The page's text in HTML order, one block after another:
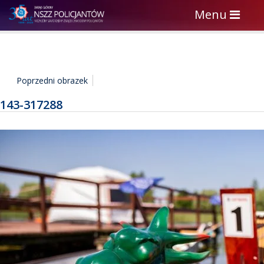
Toggle
navigation
Menu
Poprzedni obrazek
143-317288